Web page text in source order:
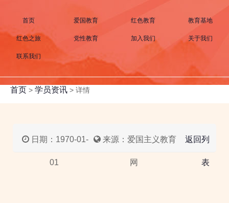
首页 爱国教育 红色教育 教育基地
红色之旅 党性教育 加入我们 关于我们
联系我们
首页 > 学员资讯 > 详情
日期：1970-01-
01
来源：爱国主义教育
网
返回列
表